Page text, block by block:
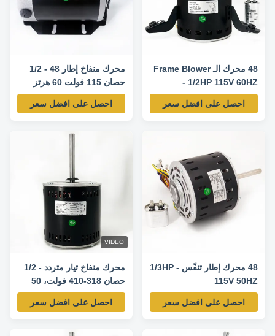
48 محرك الـ Frame Blower
- 1/2HP 115V 60HZ
1130RPM/4SPD-
0131F00042 محرك استبدال
احصل على افضل سعر
محرك منفاخ إطار 48 - 1/2
حصان 115 فولت 60 هرتز
1725 دورة في الدقيقة -
GF2054 محرك بديل
احصل على افضل سعر
48 محرك إطار تنفّس - 1/3HP
115V 50HZ
1075RPM/4SPD-
5KCP39HGS599S محرك
احصل على افضل سعر
VIDEO
محرك منفاخ تيار متردد - 1/2
حصان 318-410 فولت، 50
هرتز، 920 دورة في الدقيقة
احصل على افضل سعر